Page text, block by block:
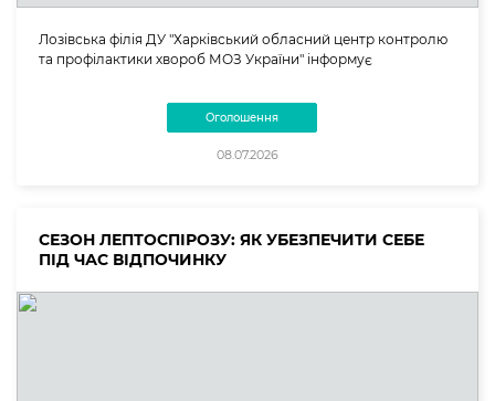
Лозівська філія ДУ "Харківський обласний центр контролю
та профілактики хвороб МОЗ України" інформує
Оголошення
08.07.2026
СЕЗОН ЛЕПТОСПІРОЗУ: ЯК УБЕЗПЕЧИТИ СЕБЕ
ПІД ЧАС ВІДПОЧИНКУ